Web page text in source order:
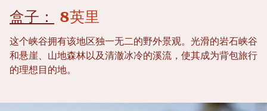
盒子： 8英里
这个峡谷拥有该地区独一无二的野外景观。光滑的岩石峡谷
和悬崖、山地森林以及清澈冰冷的溪流，使其成为背包旅行
的理想目的地。